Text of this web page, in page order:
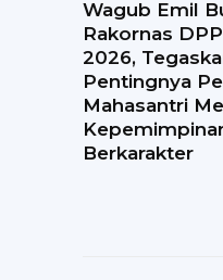
Wagub Emil
Rakornas
2026,
Pentingnya
Mahasantri
Berkarakter